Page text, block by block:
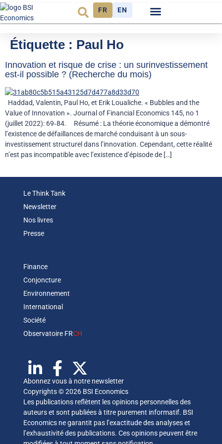
FR EN
Étiquette : Paul Ho
Innovation et risque de crise : un surinvestissement
est-il possible ? (Recherche du mois)
Haddad, Valentin, Paul Ho, et Erik Loualiche. « Bubbles and the
Value of Innovation ». Journal of Financial Economics 145, no 1
(juillet 2022): 69‑84. Résumé : La théorie économique a démontré
l’existence de défaillances de marché conduisant à un sous-
investissement structurel dans l’innovation. Cependant, cette réalité
n’est pas incompatible avec l’existence d’épisode de […]
Le Think Tank
Newsletter
Nos livres
Presse
Finance
Conjoncture
Environnement
International
Société
Observatoire FRCH
Abonnez vous à notre newsletter
Copyrights © 2026 BSI Economics
Les publications reflètent les opinions personnelles des
auteurs et sont publiées à titre purement informatif. BSI
Economics ne garantit pas l’exactitude des analyses et
l’exhaustivité des publications. Ces opinions peuvent être